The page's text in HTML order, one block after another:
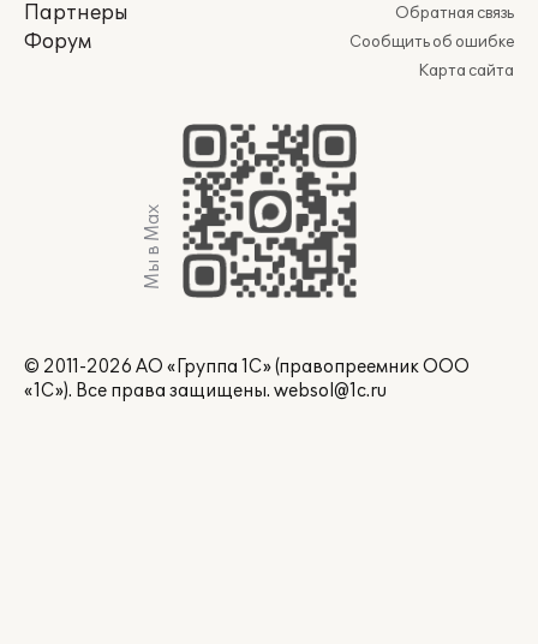
Партнеры
Форум
Обратная связь
Сообщить об ошибке
Карта сайта
Мы в Max
© 2011-2026 АО «Группа 1С» (правопреемник ООО
«1С»). Все права защищены. websol@1c.ru